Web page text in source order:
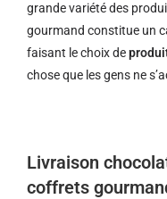
grande variété des
gourmand constitue un
faisant le choix de
chose que les gens ne
Livraison
coffrets